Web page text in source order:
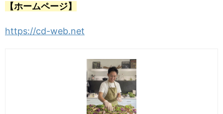
【ホームページ】
https://cd-web.net